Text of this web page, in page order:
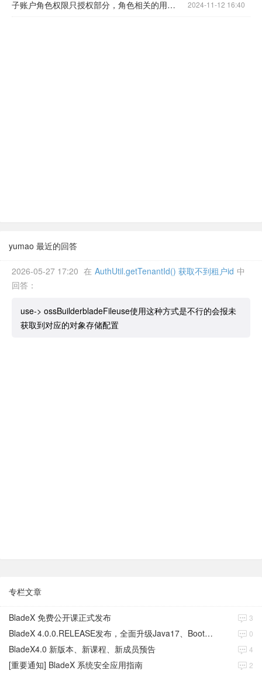
子账户角色权限只授权部分，角色相关的用户登录后无法看到该菜单 2024-11-12 16:40
yumao 最近的回答
2026-05-27 17:20 在 AuthUtil.getTenantId() 获取不到租户id 中
回答：
use-> ossBuilderbladeFileuse使用这种方式是不行的会报未
获取到对应的对象存储配置
专栏文章
BladeX 免费公开课正式发布 3
BladeX 4.0.0.RELEASE发布，全面升级Java17、Boot3、Cloud2023 0
BladeX4.0 新版本、新课程、新成员预告 4
[重要通知] BladeX 系统安全应用指南 2